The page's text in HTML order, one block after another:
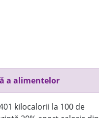
a alimentelor
kilocalorii la 100 de